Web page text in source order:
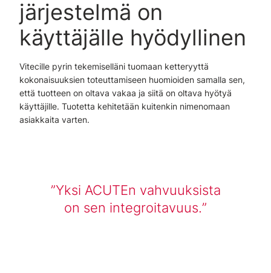
järjestelmä on
käyttäjälle hyödyllinen
Vitecille pyrin tekemiselläni tuomaan ketteryyttä
kokonaisuuksien toteuttamiseen huomioiden samalla sen,
että tuotteen on oltava vakaa ja siitä on oltava hyötyä
käyttäjille. Tuotetta kehitetään kuitenkin nimenomaan
asiakkaita varten.
Yksi ACUTEn vahvuuksista
on sen integroitavuus.